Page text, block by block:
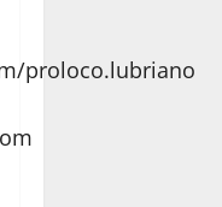
proloco.lubriano